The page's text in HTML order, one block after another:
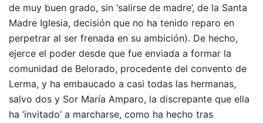
de muy buen grado, sin ‘salirse de madre’, de la Santa
Madre Iglesia, decisión que no ha tenido reparo en
perpetrar al ser frenada en su ambición). De hecho,
ejerce el poder desde que fue enviada a formar la
comunidad de Belorado, procedente del convento de
Lerma, y ha embaucado a casi todas las hermanas,
salvo dos y Sor María Amparo, la discrepante que ella
ha ‘invitado’ a marcharse, como ha hecho tras